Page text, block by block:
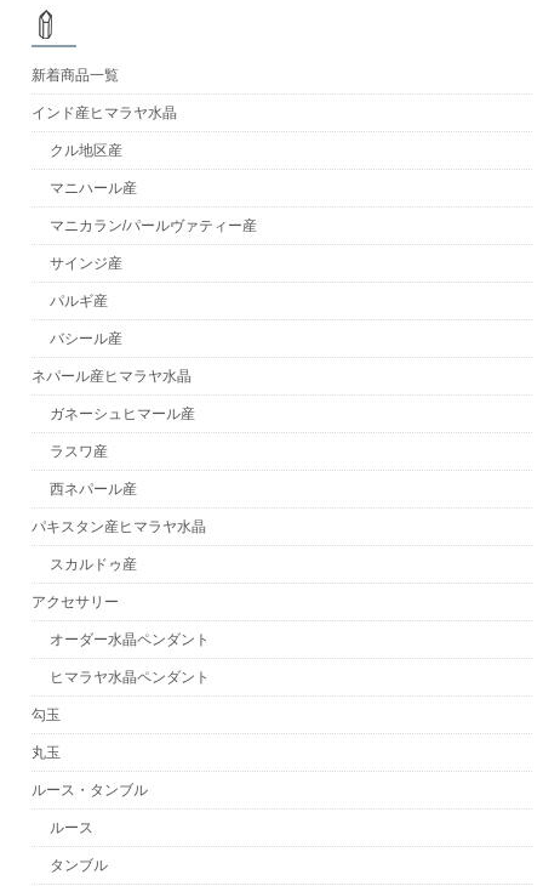
新着商品一覧
インド産ヒマラヤ水晶
クル地区産
マニハール産
マニカラン/パールヴァティー産
サインジ産
パルギ産
バシール産
ネパール産ヒマラヤ水晶
ガネーシュヒマール産
ラスワ産
西ネパール産
パキスタン産ヒマラヤ水晶
スカルドゥ産
アクセサリー
オーダー水晶ペンダント
ヒマラヤ水晶ペンダント
勾玉
丸玉
ルース・タンブル
ルース
タンブル